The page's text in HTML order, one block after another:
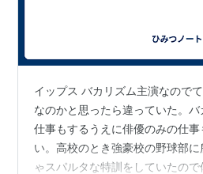
イップス バカリズム主演なので
なのかと思ったら違っていた。
仕事もするうえに俳優のみの仕
い。高校のとき強豪校の野球部
ゃスパルタな特訓をしていたの